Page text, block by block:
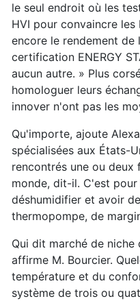
le seul endroit où les
HVI pour convaincre
encore le rendement
certification ENERGY
aucun autre. » Plus
homologuer leurs
innover n'ont pas les
Qu'importe, ajoute
spécialisées aux États-
rencontrés une ou deux
monde, dit-il. C'est
déshumidifier et avoir
thermopompe, de
Qui dit marché de
affirme M. Bourcier.
température et du
système de trois ou